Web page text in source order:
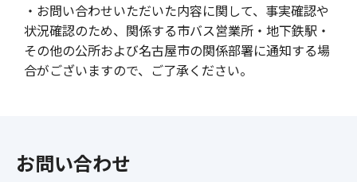
・お問い合わせいただいた内容に関して、事実確認や
状況確認のため、関係する市バス営業所・地下鉄駅・
その他の公所および名古屋市の関係部署に通知する場
合がございますので、ご了承ください。
お問い合わせ